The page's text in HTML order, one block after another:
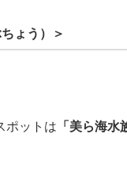
ょう）＞
ポットは 「美ら海水